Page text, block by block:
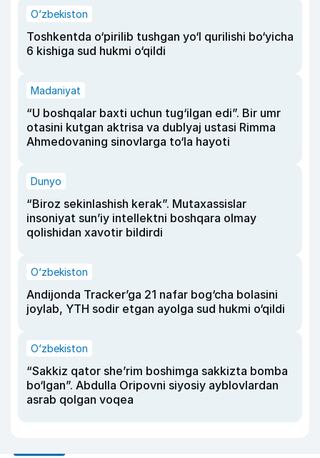
O‘zbekiston
Toshkentda o‘pirilib tushgan yo‘l qurilishi bo‘yicha
6 kishiga sud hukmi o‘qildi
Madaniyat
“U boshqalar baxti uchun tug‘ilgan edi”. Bir umr
otasini kutgan aktrisa va dublyaj ustasi Rimma
Ahmedovaning sinovlarga to‘la hayoti
Dunyo
“Biroz sekinlashish kerak”. Mutaxassislar
insoniyat sun’iy intellektni boshqara olmay
qolishidan xavotir bildirdi
O‘zbekiston
Andijonda Tracker’ga 21 nafar bog‘cha bolasini
joylab, YTH sodir etgan ayolga sud hukmi o‘qildi
O‘zbekiston
“Sakkiz qator she’rim boshimga sakkizta bomba
bo‘lgan”. Abdulla Oripovni siyosiy ayblovlardan
asrab qolgan voqea